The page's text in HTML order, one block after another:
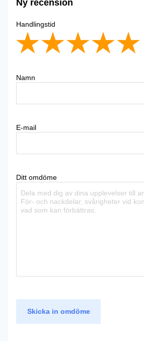
Ny recension
Handlingstid
Namn
E-mail
Ditt omdöme
Skicka in omdöme